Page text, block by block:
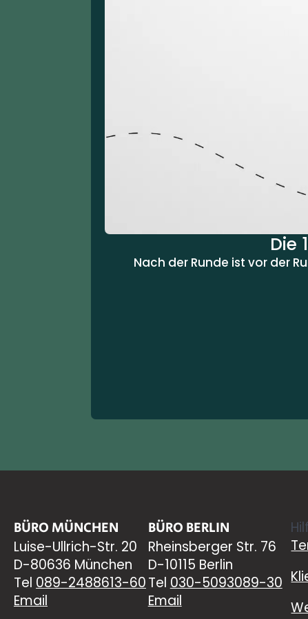
Die
Nach der Runde ist vor der
BÜRO MÜNCHEN
Luise-Ullrich-Str. 20
D-80636 München
Tel 089-2488613-60
Email
BÜRO BERLIN
Rheinsberger Str. 76
D-10115 Berlin
Tel 030-5093089-30
Email